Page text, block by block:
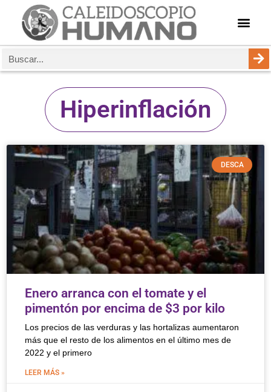
Hiperinflación
DESCA
Enero arranca con el tomate y el
pimentón por encima de $3 por kilo
Los precios de las verduras y las hortalizas aumentaron
más que el resto de los alimentos en el último mes de
2022 y el primero
LEER MÁS »